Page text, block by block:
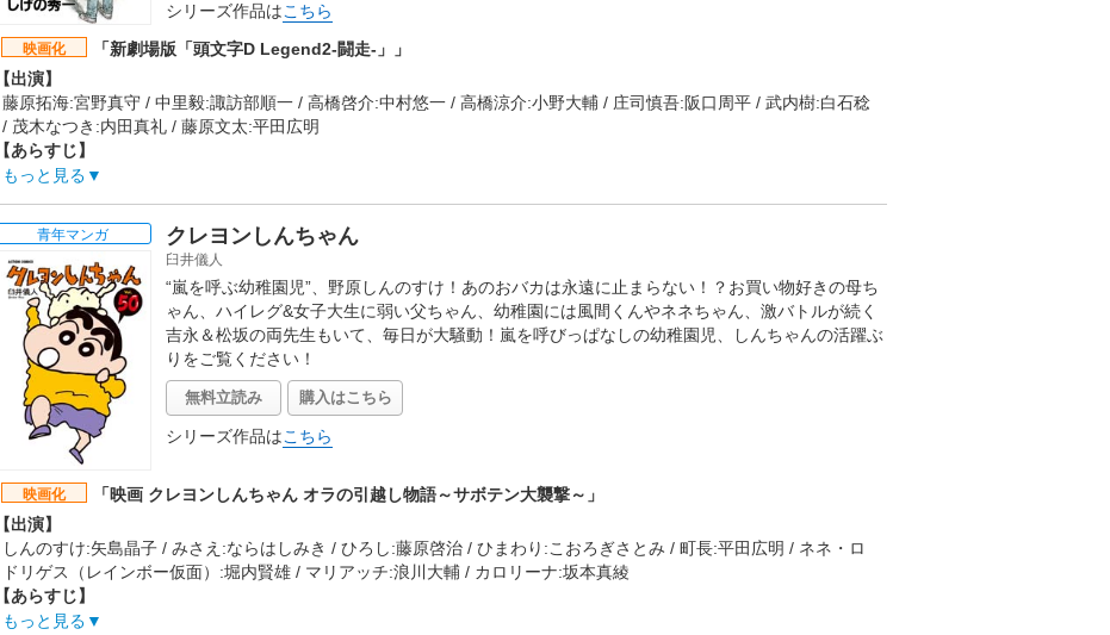
監督:静野孔文
脚本:櫻井武晴 / 音楽:大野克夫
【音楽】
ポルノグラフィティ「オー！リバル」
【公開日】
2015年4月18日
シリーズ作品はこちら
映画化
「新劇場版「頭文字D Legend2-闘走-」」
【出演】
藤原拓海:宮野真守 / 中里毅:諏訪部順一 / 高橋啓介:中村悠一 / 高橋涼介:小野大輔 / 庄司慎吾:阪口周平 / 武内樹:白石稔
/ 茂木なつき:内田真礼 / 藤原文太:平田広明
【あらすじ】
「秋名のハチロク」の名は、赤城レッドサンズの高橋啓介を下した謎のダウンヒルスペシャリストとして、瞬く間に
介のＦＣと中里毅のGT-Rの２組のヘッドライトが交差する。一方、藤原拓海は池谷や樹から「走り屋」といわれても
戸惑うばかりで、まわりの熱狂からひとり浮いていた。そんな時、妙義ナイトキッズの中里毅の挑戦を樹が調子にの
って勝手に引き受けてしまった・・。 ハチロク VS GT-R。GT-Rの380馬力にチューンしたRB26DETTエンジン
は"バケモン"のひと言。ハチロクに勝ち目はないと思われる中、怒涛の全開バトルが幕を開ける。その戦いを冷たく
見つめる男、妙義ナイトキッズのナンバー２・庄司慎吾も怪しく存在感を光らせる。峠を切り裂く走り屋たちの本能
が炸裂する。
【制作会社】
サンジゲン、LIDEN FILMS
【スタッフ情報】
原作:しげの秀一(講談社)
総監督:日高政光 / 監督:中智仁
脚本:関島眞頼 / キャラクターデザイン:羽田浩二 / 音楽:土橋安騎夫、
【音楽】
主題歌:BACK-ON「リザレクション」
【公開日】
2015年5月23日
もっと見る
青年マンガ クレヨンしんちゃん
臼井儀人
“嵐を呼ぶ幼稚園児”、野原しんのすけ！あのおバカは永遠に止まらない！？お買い物好きの母ち
ゃん、ハイレグ&女子大生に弱い父ちゃん、幼稚園には風間くんやネネちゃん、激バトルが続く
吉永＆松坂の両先生もいて、毎日が大騒動！嵐を呼びっぱなしの幼稚園児、しんちゃんの活躍ぶ
りをご覧ください！
無料立読み 購入はこちら
シリーズ作品はこちら
映画化
「映画 クレヨンしんちゃん オラの引越し物語～サボテン大襲撃～」
【出演】
しんのすけ:矢島晶子 / みさえ:ならはしみき / ひろし:藤原啓治 / ひまわり:こおろぎさとみ / 町長:平田広明 / ネネ・ロ
ドリゲス（レインボー仮面）:堀内賢雄 / マリアッチ:浪川大輔 / カロリーナ:坂本真綾
【あらすじ】
「ありがとカスカベ。さようならカスカベ。」
もっと見る